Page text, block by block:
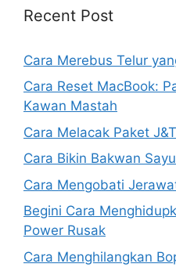
Recent Post
Cara Merebus Telur
Cara Reset MacBook:
Kawan Mastah
Cara Melacak Paket
Cara Bikin Bakwan
Cara Mengobati
Begini Cara
Power Rusak
Cara Menghilangkan